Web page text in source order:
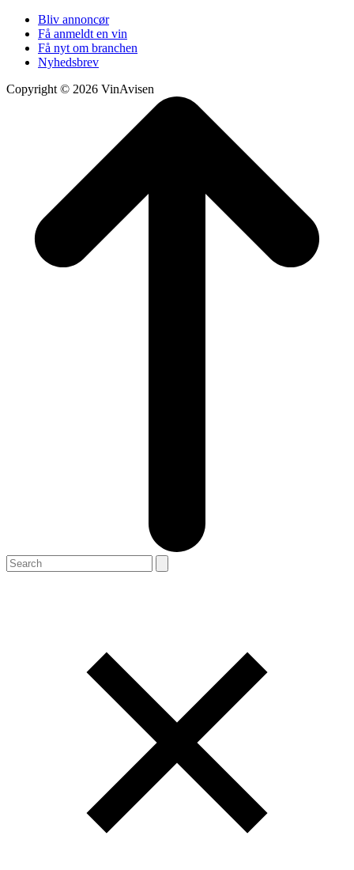
Bliv annoncør
Få anmeldt en vin
Få nyt om branchen
Nyhedsbrev
Copyright © 2026 VinAvisen